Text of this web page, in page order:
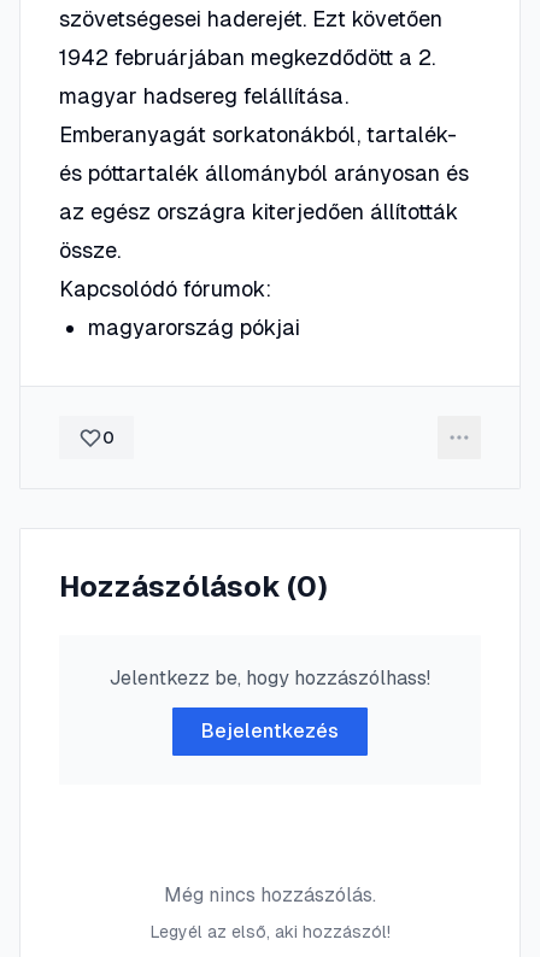
szövetségesei haderejét. Ezt követően
1942 februárjában megkezdődött a 2.
magyar hadsereg felállítása.
Emberanyagát sorkatonákból, tartalék-
és póttartalék állományból arányosan és
az egész országra kiterjedően állították
össze.
Kapcsolódó fórumok:
magyarország pókjai
0
Hozzászólások (0)
Jelentkezz be, hogy hozzászólhass!
Bejelentkezés
Még nincs hozzászólás.
Legyél az első, aki hozzászól!